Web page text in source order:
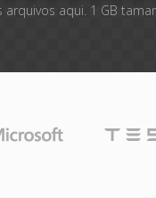
arquivos aqui. 1 GB